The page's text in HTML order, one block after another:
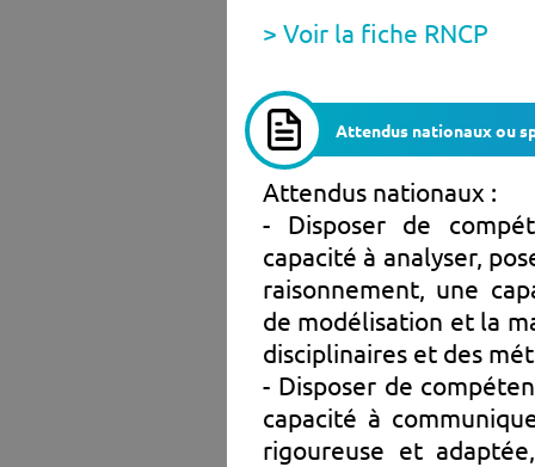
> Voir la fiche RNCP
Attendus nationaux ou
Attendus nationaux :
- Disposer de
capacité à analyser,
raisonnement, une
de modélisation et la
disciplinaires et des
- Disposer de
capacité à
rigoureuse et